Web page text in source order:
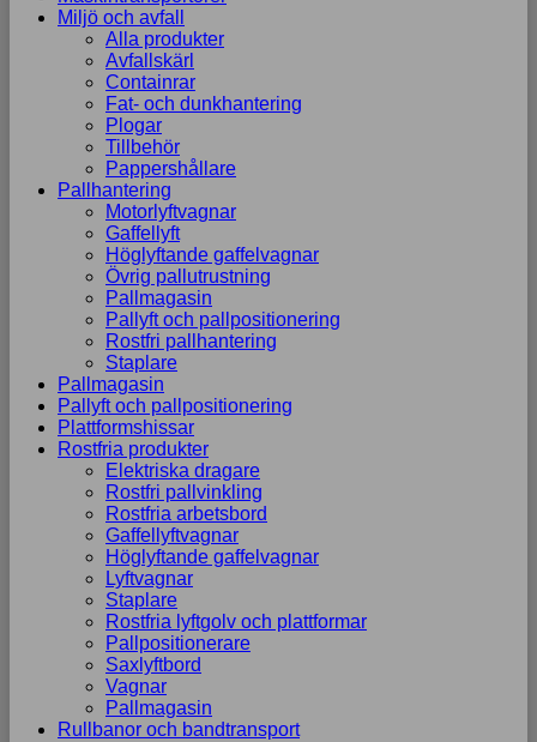
Miljö och avfall
Alla produkter
Avfallskärl
Containrar
Fat- och dunkhantering
Plogar
Tillbehör
Pappershållare
Pallhantering
Motorlyftvagnar
Gaffellyft
Höglyftande gaffelvagnar
Övrig pallutrustning
Pallmagasin
Pallyft och pallpositionering
Rostfri pallhantering
Staplare
Pallmagasin
Pallyft och pallpositionering
Plattformshissar
Rostfria produkter
Elektriska dragare
Rostfri pallvinkling
Rostfria arbetsbord
Gaffellyftvagnar
Höglyftande gaffelvagnar
Lyftvagnar
Staplare
Rostfria lyftgolv och plattformar
Pallpositionerare
Saxlyftbord
Vagnar
Pallmagasin
Rullbanor och bandtransport